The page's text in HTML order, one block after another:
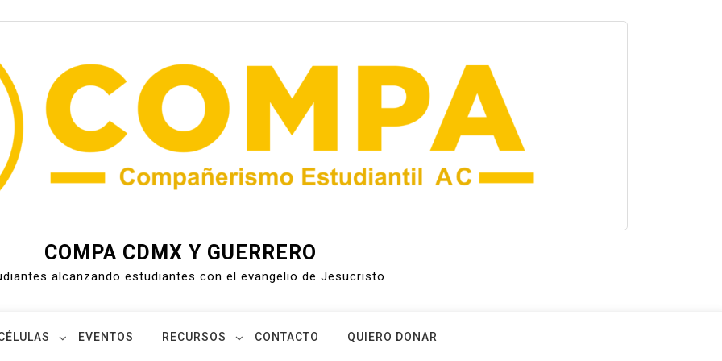
COMPA CDMX Y GUERRERO
alcanzando estudiantes con el evangelio de Jesucristo
EVENTOS RECURSOS CONTACTO QUIERO DONAR